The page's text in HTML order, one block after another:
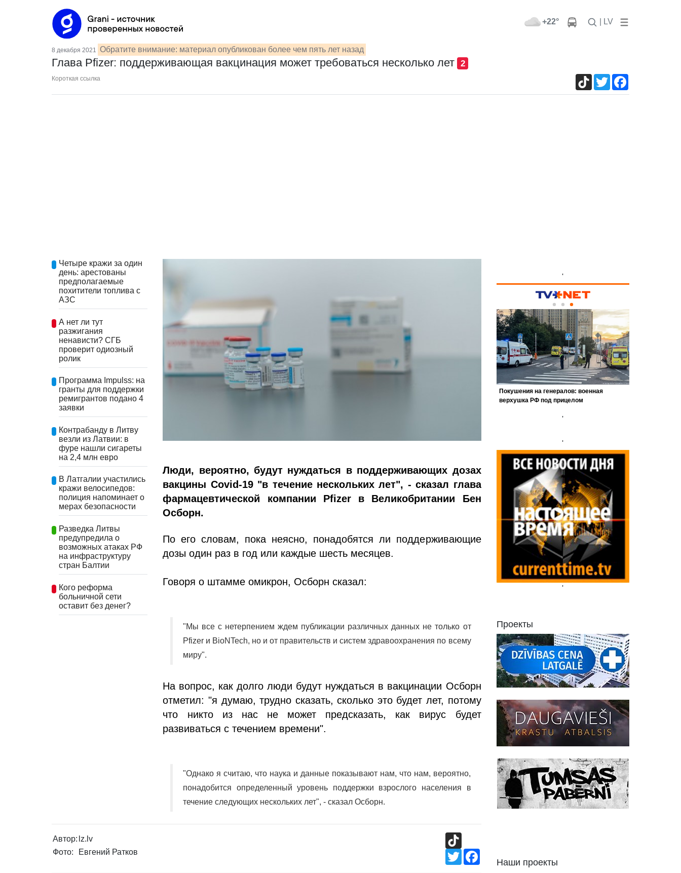
+22° | LV
8 декабря 2021 Обратите внимание: материал опубликован более чем пять лет назад
Глава Pfizer: поддерживающая вакцинация может требоваться несколько лет 2
Короткая ссылка TikTokTwitter
Четыре кражи за один
день: арестованы
предполагаемые
похитители топлива с
АЗС
А нет ли тут
разжигания
ненависти? СГБ
проверит одиозный
ролик
Программа Impulss: на
гранты для поддержки
ремигрантов подано 4
заявки
Контрабанду в Литву
везли из Латвии: в
фуре нашли сигареты
на 2,4 млн евро
В Латгалии участились
кражи велосипедов:
полиция напоминает о
мерах безопасности
Разведка Литвы
предупредила о
возможных атаках РФ
на инфраструктуру
стран Балтии
Кого реформа
больничной сети
оставит без денег?
Люди, вероятно, будут нуждаться в поддерживающих дозах
вакцины Covid-19 "в течение нескольких лет", - сказал глава
фармацевтической компании Pfizer в Великобритании Бен
Осборн.
По его словам, пока неясно, понадобятся ли поддерживающие
дозы один раз в год или каждые шесть месяцев.
Говоря о штамме омикрон, Осборн сказал:
"Мы все с нетерпением ждем публикации различных данных не только от
Pfizer и BioNTech, но и от правительств и систем здравоохранения по всему
миру".
На вопрос, как долго люди будут нуждаться в вакцинации Осборн
отметил: "я думаю, трудно сказать, сколько это будет лет, потому
что никто из нас не может предсказать, как вирус будет
развиваться с течением времени".
"Однако я считаю, что наука и данные показывают нам, что нам, вероятно,
понадобится определенный уровень поддержки взрослого населения в
течение следующих нескольких лет", - сказал Осборн.
Автор: lz.lv
Фото:
Евгений Ратков
TikTok
TwitterFacebook
'
'
'
'
Проекты
Наши проекты